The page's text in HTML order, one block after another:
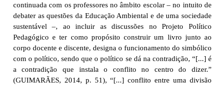
continuada com os professores no âmbito escolar – no intuito de
debater as questões da Educação Ambiental e de uma sociedade
sustentável –, ao incluir as discussões no Projeto Político
Pedagógico e ter como propósito construir um livro junto ao
corpo docente e discente, designa o funcionamento do simbólico
com o político, sendo que o político se dá na contradição, “[...] é
a contradição que instala o conflito no centro do dizer.”
(GUIMARÃES, 2014, p. 51), “[...] conflito entre uma divisão